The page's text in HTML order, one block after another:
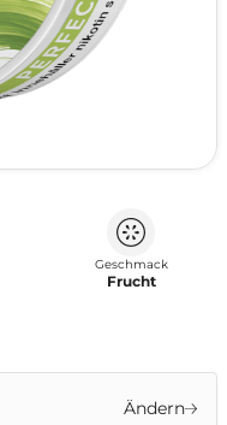
Geschmack
Frucht
Ändern